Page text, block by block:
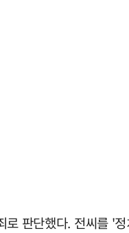
판단했다. 전씨를 '